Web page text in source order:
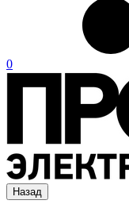
0
Назад